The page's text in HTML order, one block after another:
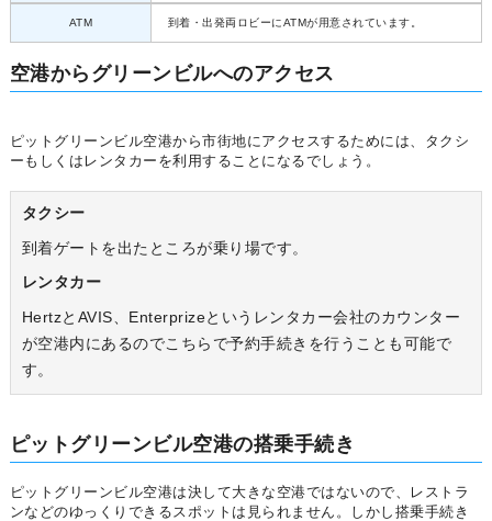
ATM 到着・出発両ロビーにATMが用意されています。
空港からグリーンビルへのアクセス
ピットグリーンビル空港から市街地にアクセスするためには、タクシ
ーもしくはレンタカーを利用することになるでしょう。
タクシー
到着ゲートを出たところが乗り場です。
レンタカー
HertzとAVIS、Enterprizeというレンタカー会社のカウンター
が空港内にあるのでこちらで予約手続きを行うことも可能で
す。
ピットグリーンビル空港の搭乗手続き
ピットグリーンビル空港は決して大きな空港ではないので、レストラ
ンなどのゆっくりできるスポットは見られません。しかし搭乗手続き